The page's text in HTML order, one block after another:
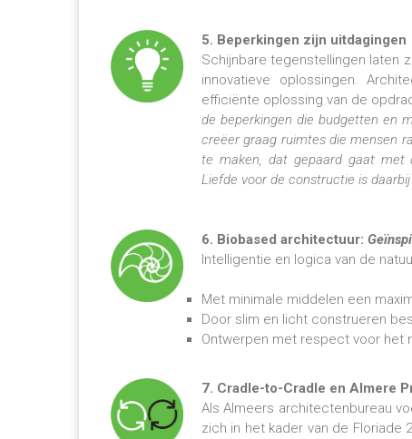
5. Beperkingen zijn uitdagingen
Schijnbare tegenstellingen laten
innovatieve oplossingen.
efficiënte oplossing van de
de beperkingen die budgetten en
creëer graag ruimtes die mensen
te maken, dat gepaard gaat met
Liefde voor de constructie is daarbij
6. Biobased architectuur:
Intelligentie en logica van de
Met minimale middelen een
Door slim en licht construeren
Ontwerpen met respect voor het
7. Cradle-to-Cradle en Almere
Als Almeers architectenbureau
zich in het kader van de Floriade